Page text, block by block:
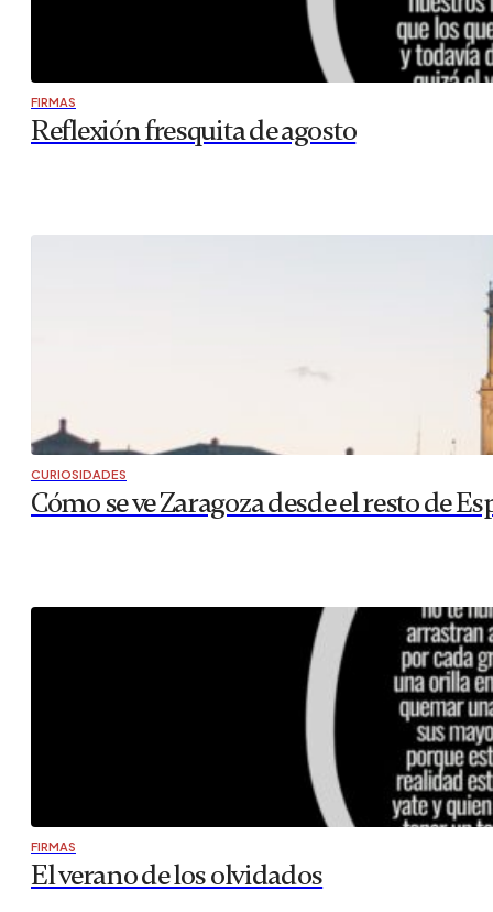
FIRMAS
Reflexión fresquita de agosto
CURIOSIDADES
Cómo se ve Zaragoza desde el resto de
FIRMAS
El verano de los olvidados